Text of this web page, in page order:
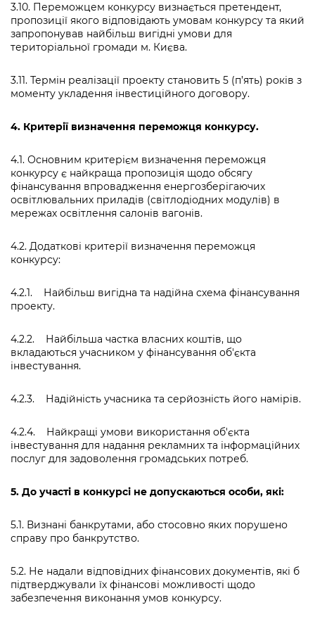
3.10. Переможцем конкурсу визнається претендент,
пропозиції якого відповідають умовам конкурсу та який
запропонував найбільш вигідні умови для
територіальної громади м. Києва.
3.11. Термін реалізації проекту становить 5 (п’ять) років з
моменту укладення інвестиційного договору.
4. Критерії визначення переможця конкурсу.
4.1. Основним критерієм визначення переможця
конкурсу є найкраща пропозиція щодо обсягу
фінансування впровадження енергозберігаючих
освітлювальних приладів (світлодіодних модулів) в
мережах освітлення салонів вагонів.
4.2. Додаткові критерії визначення переможця
конкурсу:
4.2.1. Найбільш вигідна та надійна схема фінансування
проекту.
4.2.2. Найбільша частка власних коштів, що
вкладаються учасником у фінансування об'єкта
інвестування.
4.2.3. Надійність учасника та серйозність його намірів.
4.2.4. Найкращі умови використання об'єкта
інвестування для надання рекламних та інформаційних
послуг для задоволення громадських потреб.
5. До участі в конкурсі не допускаються особи, які:
5.1. Визнані банкрутами, або стосовно яких порушено
справу про банкрутство.
5.2. Не надали відповідних фінансових документів, які б
підтверджували їх фінансові можливості щодо
забезпечення виконання умов конкурсу.